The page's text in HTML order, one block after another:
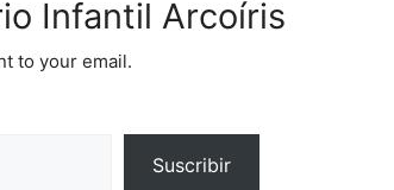
Infantil Arcoíris
to your email.
Suscribir